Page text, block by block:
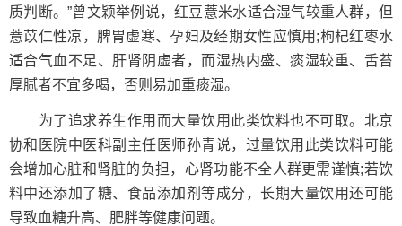
质判断。”曾文颖举例说，红豆薏米水适合湿气较重人群，但
薏苡仁性凉，脾胃虚寒、孕妇及经期女性应慎用;枸杞红枣水
适合气血不足、肝肾阴虚者，而湿热内盛、痰湿较重、舌苔
厚腻者不宜多喝，否则易加重痰湿。
为了追求养生作用而大量饮用此类饮料也不可取。北京
协和医院中医科副主任医师孙青说，过量饮用此类饮料可能
会增加心脏和肾脏的负担，心肾功能不全人群更需谨慎;若饮
料中还添加了糖、食品添加剂等成分，长期大量饮用还可能
导致血糖升高、肥胖等健康问题。